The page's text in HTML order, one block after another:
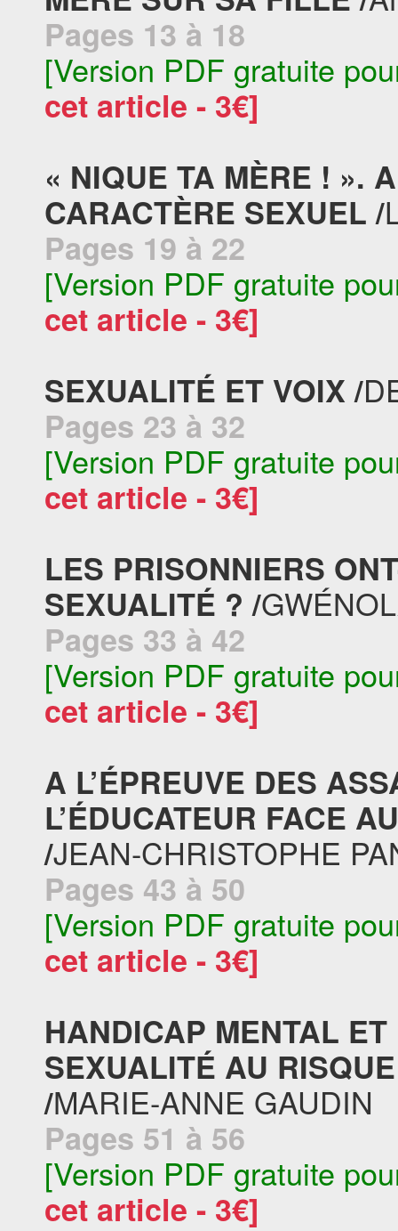
Pages 13 à 18
[Version PDF gratuite
cet article - 3€]
« NIQUE TA MÈRE ! ».
CARACTÈRE SEXUEL /
Pages 19 à 22
[Version PDF gratuite
cet article - 3€]
SEXUALITÉ ET VOIX /
Pages 23 à 32
[Version PDF gratuite
cet article - 3€]
LES PRISONNIERS
SEXUALITÉ ? /
Pages 33 à 42
[Version PDF gratuite
cet article - 3€]
A L’ÉPREUVE DES
L’ÉDUCATEUR FACE
/JEAN-CHRISTOPHE
Pages 43 à 50
[Version PDF gratuite
cet article - 3€]
HANDICAP MENTAL
SEXUALITÉ AU
/MARIE-ANNE GAUDIN
Pages 51 à 56
[Version PDF gratuite
cet article - 3€]